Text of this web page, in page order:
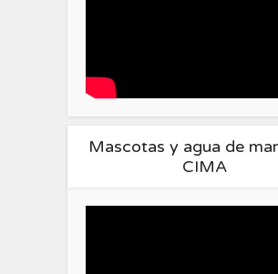
Mascotas y agua de
CIMA